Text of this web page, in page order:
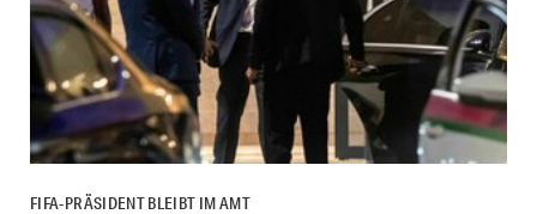
FIFA-PRÄSIDENT BLEIBT IM AMT